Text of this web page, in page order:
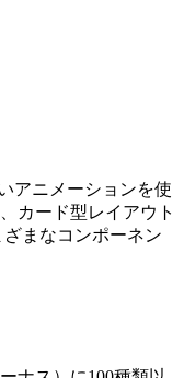
アニメーションを使
カード型レイアウト
まなコンポーネン